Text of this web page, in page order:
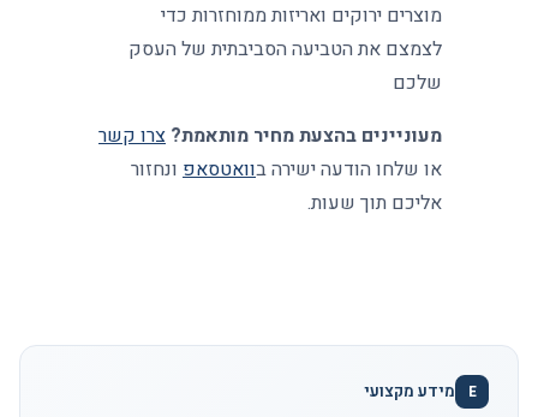
מוצרים ירוקים ואריזות ממוחזרות כדי
לצמצם את הטביעה הסביבתית של העסק
שלכם
מעוניינים בהצעת מחיר מותאמת? צרו קשר
או שלחו הודעה ישירה בוואטסאפ ונחזור
אליכם תוך שעות.
E מידע מקצועי